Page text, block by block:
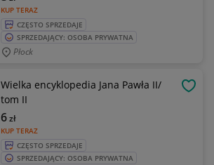
KUP TERAZ
CZĘSTO SPRZEDAJE
SPRZEDAJĄCY: OSOBA PRYWATNA
Płock
Wielka encyklopedia Jana Pawła II/
tom II
KUP TERAZ
6zł
CZĘSTO SPRZEDAJE
SPRZEDAJĄCY: OSOBA PRYWATNA